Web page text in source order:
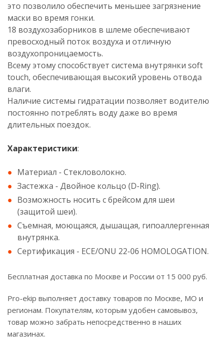
это позволило обеспечить меньшее загрязнение
маски во время гонки.
18 воздухозаборников в шлеме обеспечивают
превосходный поток воздуха и отличную
воздухопроницаемость.
Всему этому способствует система внутрянки soft
touch, обеспечивающая высокий уровень отвода
влаги.
Наличие системы гидратации позволяет водителю
постоянно потреблять воду даже во время
длительных поездок.
Характеристики:
Материал - Стекловолокно.
Застежка - Двойное кольцо (D-Ring).
Возможность носить с брейсом для шеи
(защитой шеи).
Съемная, моющаяся, дышащая, гипоаллергенная
внутрянка.
Сертификация - ECE/ONU 22-06 HOMOLOGATION.
Бесплатная доставка по Москве и России от 15 000 руб.
Pro-ekip выполняет доставку товаров по Москве, МО и
регионам. Покупателям, которым удобен самовывоз,
товар можно забрать непосредственно в наших
магазинах.